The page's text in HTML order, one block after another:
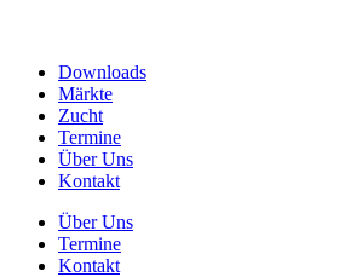
Downloads
Märkte
Zucht
Termine
Über Uns
Kontakt
Über Uns
Termine
Kontakt